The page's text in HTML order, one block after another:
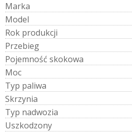
Marka
Model
Rok produkcji
Przebieg
Pojemność skokowa
Moc
Typ paliwa
Skrzynia
Typ nadwozia
Uszkodzony